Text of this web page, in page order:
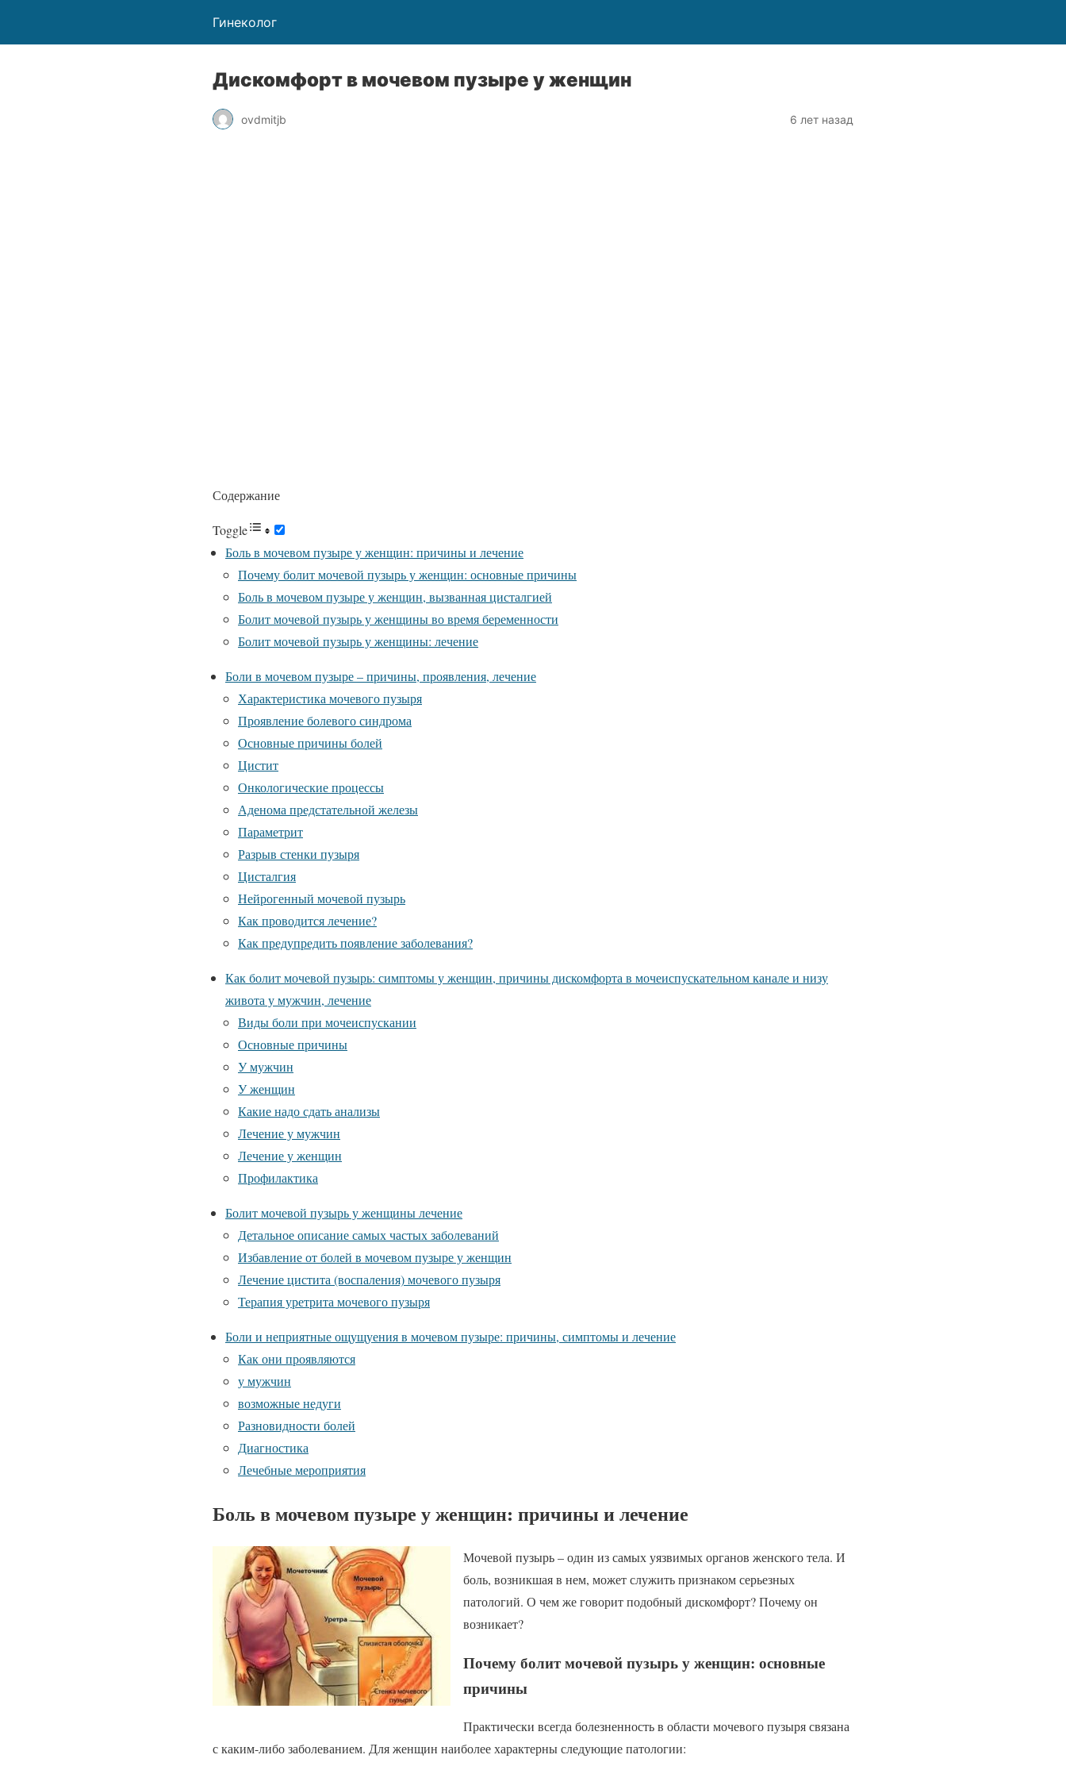
Гинеколог
Дискомфорт в мочевом пузыре у женщин
ovdmitjb 6 лет назад
Содержание
Toggle
Боль в мочевом пузыре у женщин: причины и лечение
Почему болит мочевой пузырь у женщин: основные причины
Боль в мочевом пузыре у женщин, вызванная цисталгией
Болит мочевой пузырь у женщины во время беременности
Болит мочевой пузырь у женщины: лечение
Боли в мочевом пузыре – причины, проявления, лечение
Характеристика мочевого пузыря
Проявление болевого синдрома
Основные причины болей
Цистит
Онкологические процессы
Аденома предстательной железы
Параметрит
Разрыв стенки пузыря
Цисталгия
Нейрогенный мочевой пузырь
Как проводится лечение?
Как предупредить появление заболевания?
Как болит мочевой пузырь: симптомы у женщин, причины дискомфорта в мочеиспускательном канале и низу
живота у мужчин, лечение
Виды боли при мочеиспускании
Основные причины
У мужчин
У женщин
Какие надо сдать анализы
Лечение у мужчин
Лечение у женщин
Профилактика
Болит мочевой пузырь у женщины лечение
Детальное описание самых частых заболеваний
Избавление от болей в мочевом пузыре у женщин
Лечение цистита (воспаления) мочевого пузыря
Терапия уретрита мочевого пузыря
Боли и неприятные ощущуения в мочевом пузыре: причины, симптомы и лечение
Как они проявляются
у мужчин
возможные недуги
Разновидности болей
Диагностика
Лечебные мероприятия
Боль в мочевом пузыре у женщин: причины и лечение
Мочевой пузырь – один из самых уязвимых органов женского тела. И
боль, возникшая в нем, может служить признаком серьезных
патологий. О чем же говорит подобный дискомфорт? Почему он
возникает?
Почему болит мочевой пузырь у женщин: основные
причины
Практически всегда болезненность в области мочевого пузыря связана
с каким-либо заболеванием. Для женщин наиболее характерны следующие патологии: